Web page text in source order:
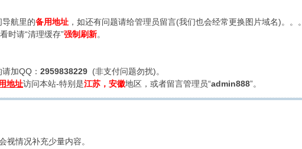
航里的备用地址 ，如还有问题请给管理员留言(我们也会经常更换图片域名)。。。
请“清理缓存”强制刷新。
加QQ： 2959838229 (非支付问题勿扰)。
地址访问本站-特别是江苏，安徽地区，或者留言管理员“admin888”。
视情况补充少量内容。